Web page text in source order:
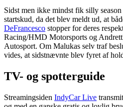
Sidst men ikke mindst fik silly
startskud, da det blev meldt ud, at
DeFrancesco stopper for deres
Racing/HMD Motorsports og
Autosport. Om Malukas selv traf
vides, at sidstnævnte blev fyret af
TV- og spotterguide
Streamingsiden IndyCar Live